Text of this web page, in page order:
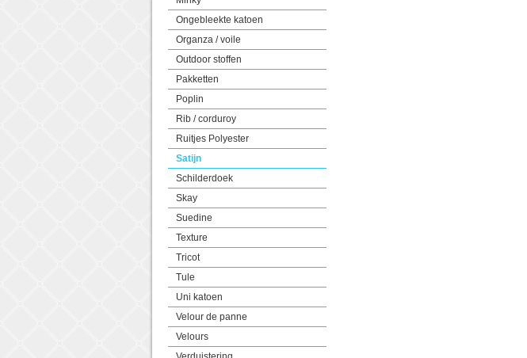
Ongebleekte katoen
Organza / voile
Outdoor stoffen
Pakketten
Poplin
Rib / corduroy
Ruitjes Polyester
Satijn
Schilderdoek
Skay
Suedine
Texture
Tricot
Tule
Uni katoen
Velour de panne
Velours